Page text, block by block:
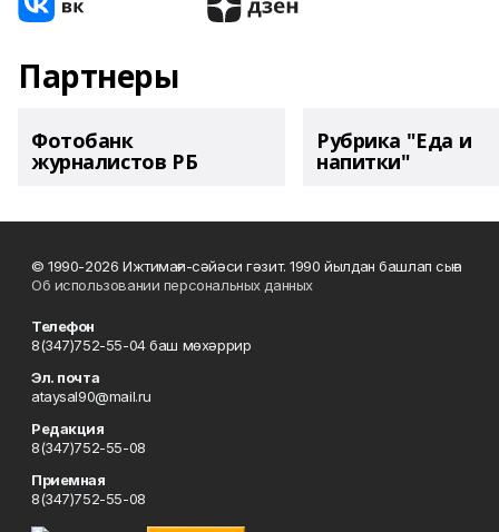
Партнеры
Фотобанк
журналистов РБ
Рубрика "Еда и
напитки"
© 1990-2026 Ижтимағи-сәйәси гәзит. 1990 йылдан башлап сыға
Об использовании персональных данных
Телефон
8(347)752-55-04 баш мөхәррир
Эл. почта
ataysal90@mail.ru
Редакция
8(347)752-55-08
Приемная
8(347)752-55-08